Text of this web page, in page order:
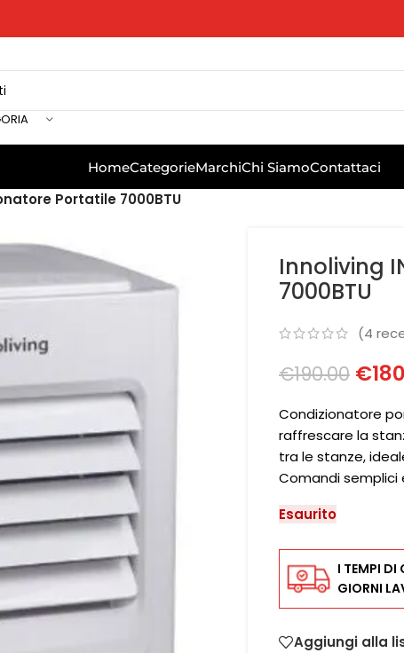
HomeCategorieMarchiChi SiamoContattaci
Portatile 7000BTU
Innoliving
7000BTU
(4
€190.00 €
Condizionatore
raffrescare la
tra le stanze,
Comandi semplici
Esaurito
I TEMPI DI
GIORNI
Aggiungi alla